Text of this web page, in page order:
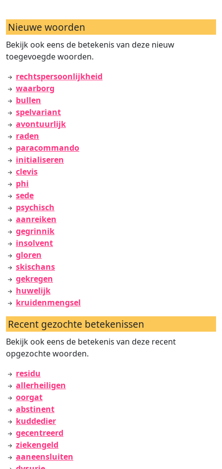
Nieuwe woorden
Bekijk ook eens de betekenis van deze nieuw
toegevoegde woorden.
rechtspersoonlijkheid
waarborg
bullen
spelvariant
avontuurlijk
raden
paracommando
initialiseren
clevis
phi
sede
psychisch
aanreiken
gegrinnik
insolvent
gloren
skischans
gekregen
huwelijk
kruidenmengsel
Recent gezochte betekenissen
Bekijk ook eens de betekenis van deze recent
opgezochte woorden.
residu
allerheiligen
oorgat
abstinent
kuddedier
gecentreerd
ziekengeld
aaneensluiten